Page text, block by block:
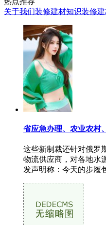
关于我们装修建材知识装修
省应急办理、农业农村
这些新制裁还针对俄罗
物流供应商，对各地水
发声明称：今天的步履